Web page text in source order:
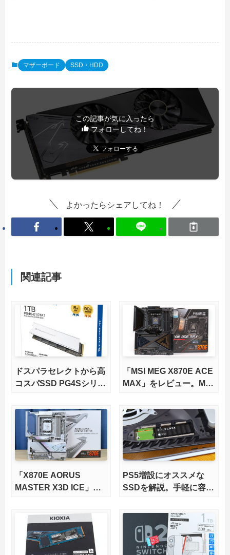
マザーボード SSD・HDD
この記事が気に入ったら
フォローしてね！
よかったらシェアしてね！
関連記事
ドスパラセレクトから高
コスパSSD PG4Sシリー
「MSI MEG X870E ACE
MAX」をレビュー。M.2
版X870Eマザーボードを
徹底検証
「X870E AORUS
MASTER X3D ICE」を
さらに高速にする完全版
X870Eマザーボードを徹
底検証
PS5増設にオススメな
SSDを解説。手軽に容量
最新、PS5 Proにも対
応】